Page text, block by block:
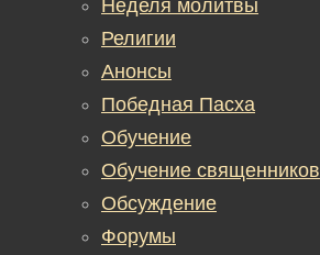
Неделя молитвы
Религии
Анонсы
Победная Пасха
Обучение
Обучение священников
Обсуждение
Форумы